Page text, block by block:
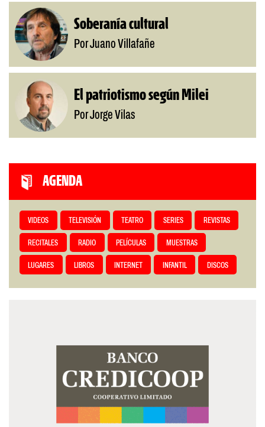
Soberanía cultural
Por Juano Villafañe
El patriotismo según Milei
Por Jorge Vilas
AGENDA
VIDEOS TELEVISIÓN TEATRO SERIES REVISTAS
RECITALES RADIO PELÍCULAS MUESTRAS
LUGARES LIBROS INTERNET INFANTIL DISCOS